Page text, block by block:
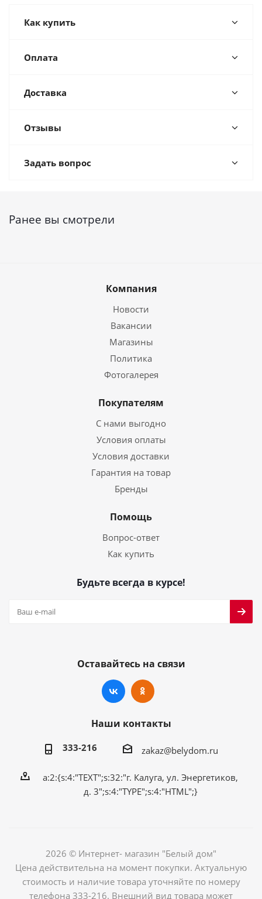
Как купить
Оплата
Доставка
Отзывы
Задать вопрос
Ранее вы смотрели
Компания
Новости
Вакансии
Магазины
Политика
Фотогалерея
Покупателям
С нами выгодно
Условия оплаты
Условия доставки
Гарантия на товар
Бренды
Помощь
Вопрос-ответ
Как купить
Будьте всегда в курсе!
Оставайтесь на связи
Наши контакты
333-216 zakaz@belydom.ru
a:2:{s:4:"TEXT";s:32:"г. Калуга, ул. Энергетиков,
д. 3";s:4:"TYPE";s:4:"HTML";}
2026 © Интернет- магазин "Белый дом"
Цена действительна на момент покупки. Актуальную
стоимость и наличие товара уточняйте по номеру
телефона 333-216. Внешний вид товара может